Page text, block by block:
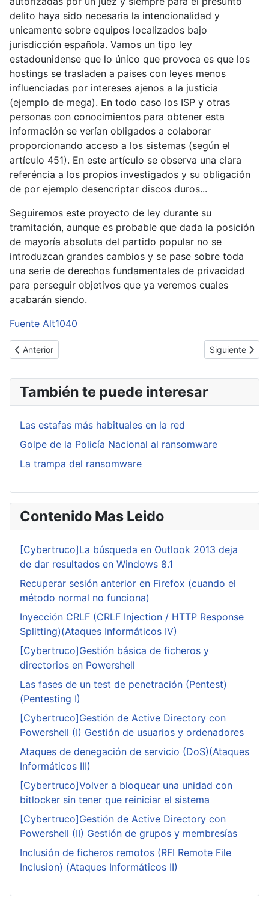
delito haya sido necesaria la intencionalidad y
unicamente sobre equipos localizados bajo
jurisdicción española. Vamos un tipo ley
estadounidense que lo único que provoca es que los
hostings se trasladen a paises con leyes menos
influenciadas por intereses ajenos a la justicia
(ejemplo de mega). En todo caso los ISP y otras
personas con conocimientos para obtener esta
información se verían obligados a colaborar
proporcionando acceso a los sistemas (según el
artículo 451). En este artículo se observa una clara
referéncia a los propios investigados y su obligación
de por ejemplo desencriptar discos duros...
Seguiremos este proyecto de ley durante su
tramitación, aunque es probable que dada la posición
de mayoría absoluta del partido popular no se
introduzcan grandes cambios y se pase sobre toda
una serie de derechos fundamentales de privacidad
para perseguir objetivos que ya veremos cuales
acabarán siendo.
Fuente Alt1040
Artículo anterior: Vulnerabilidad crítica en Plesk
Anterior Artículo
Siguiente
También te puede interesar
Las estafas más habituales en la red
Golpe de la Policía Nacional al ransomware
La trampa del ransomware
Contenido Mas Leido
[Cybertruco]La búsqueda en Outlook 2013 deja
de dar resultados en Windows 8.1
Recuperar sesión anterior en Firefox (cuando el
método normal no funciona)
Inyección CRLF (CRLF Injection / HTTP Response
Splitting)(Ataques Informáticos IV)
[Cybertruco]Gestión básica de ficheros y
directorios en Powershell
Las fases de un test de penetración (Pentest)
(Pentesting I)
[Cybertruco]Gestión de Active Directory con
Powershell (I) Gestión de usuarios y ordenadores
Ataques de denegación de servicio (DoS)(Ataques
Informáticos III)
[Cybertruco]Volver a bloquear una unidad con
bitlocker sin tener que reiniciar el sistema
[Cybertruco]Gestión de Active Directory con
Powershell (II) Gestión de grupos y membresías
Inclusión de ficheros remotos (RFI Remote File
Inclusion) (Ataques Informáticos II)